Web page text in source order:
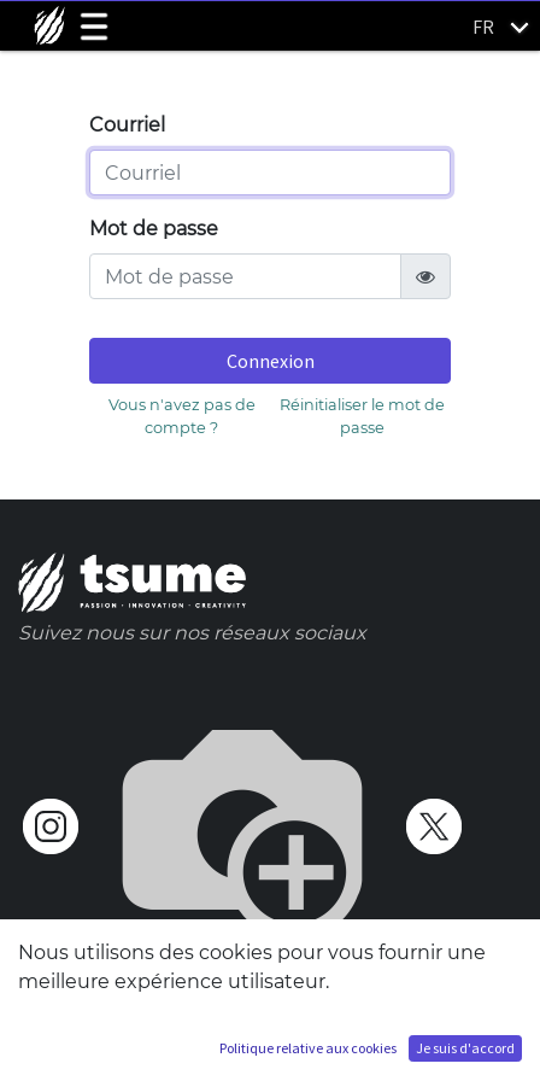
FR
Courriel
Mot de passe
Connexion
Vous n'avez pas de
compte ?
Réinitialiser le mot de
passe
Suivez nous sur nos réseaux sociaux
Nous utilisons des cookies pour vous fournir une
meilleure expérience utilisateur.
Politique relative aux cookies Je suis d'accord